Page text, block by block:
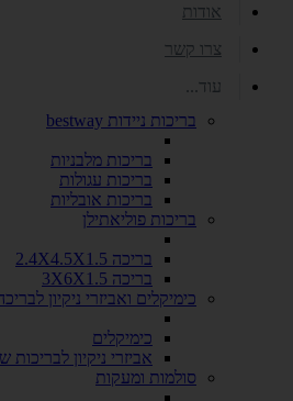
אודות
צרו קשר
עוד...
בריכות ניידות bestway
בריכות מלבניות
בריכות עגולות
בריכות אובליות
בריכות פוליאתילן
בריכה 2.4X4.5X1.5
בריכה 3X6X1.5
כימיקלים ואביזרי ניקיון
כימיקלים
אביזרי ניקיון לבריכות
סולמות ומעקות